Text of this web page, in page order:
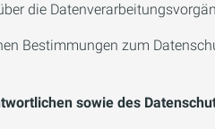
die
Bestimmungen zum
sowie des